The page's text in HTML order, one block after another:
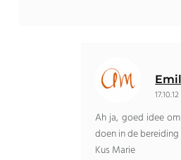
17.10.12
Ah ja, goed idee
doen in de bereiding
Kus Marie